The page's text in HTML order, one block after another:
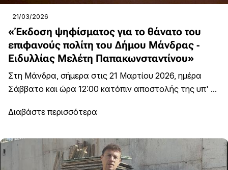
21/03/2026
«Έκδοση ψηφίσματος για το θάνατο του
επιφανούς πολίτη του Δήμου Μάνδρας -
Ειδυλλίας Μελέτη Παπακωνσταντίνου»
Στη Μάνδρα, σήμερα στις 21 Μαρτίου 2026, ημέρα
Σάββατο και ώρα 12:00 κατόπιν αποστολής της υπ' ...
Διαβάστε περισσότερα